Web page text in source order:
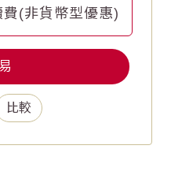
(非貨幣型優惠)
比較